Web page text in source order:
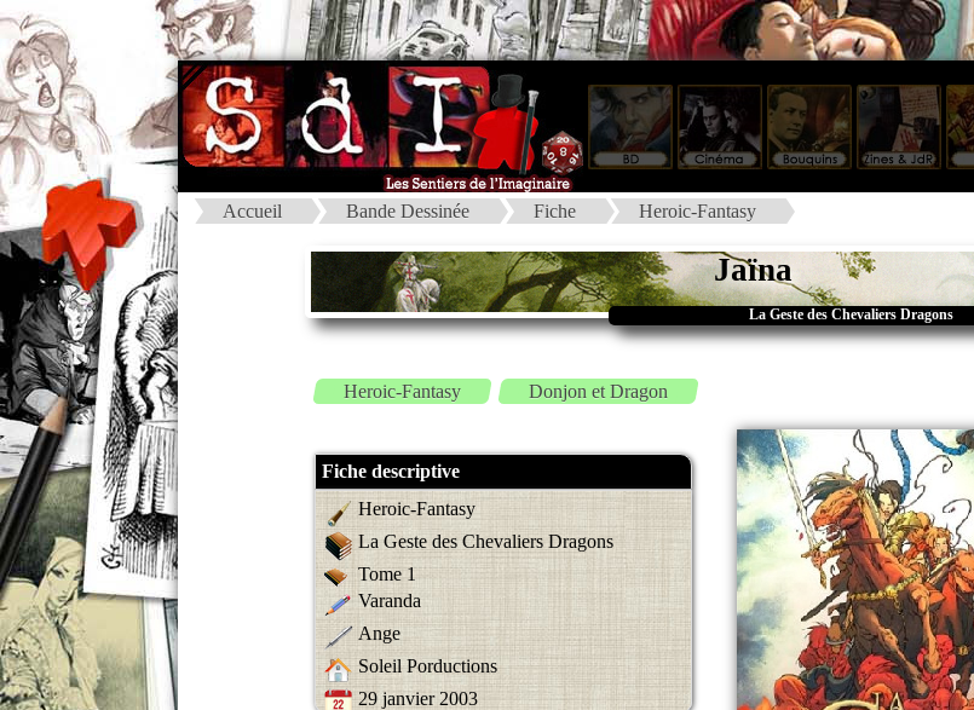
Accueil Bande Dessinée Fiche Heroic-Fantasy
Jaïna
La Geste des Chevaliers Dragons
Heroic-Fantasy Donjon et Dragon
Fiche descriptive
Heroic-Fantasy
La Geste des Chevaliers Dragons
Tome 1
Varanda
Ange
Soleil Porductions
29 janvier 2003